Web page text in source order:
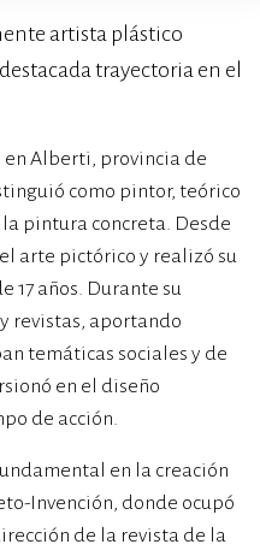
artista plástico
trayectoria en el
en Alberti, provincia de
como pintor, teórico
pintura concreta. Desde
arte pictórico y realizó su
17 años. Durante su
revistas, aportando
temáticas sociales y de
en el diseño
de acción.
en la creación
Invención, donde ocupó
de la revista de la